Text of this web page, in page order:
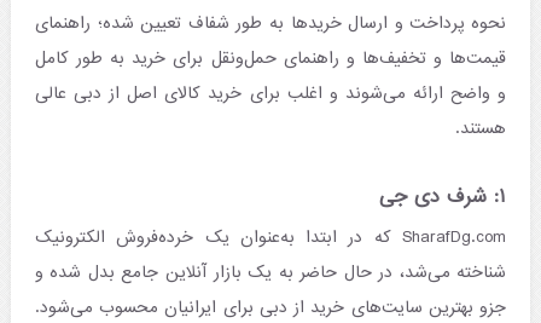
نحوه پرداخت و ارسال خریدها به طور شفاف تعیین شده؛ راهنمای
قیمت‌ها و تخفیف‌ها و راهنمای حمل‌ونقل برای خرید به طور کامل
و واضح ارائه می‌شوند و اغلب برای خرید کالای اصل از دبی عالی
هستند.
۱: شرف دی جی
SharafDg.com که در ابتدا به‌عنوان یک خرده‌فروش الکترونیک
شناخته می‌شد، در حال حاضر به یک بازار آنلاین جامع بدل شده و
جزو بهترین سایت‌های خرید از دبی برای ایرانیان محسوب می‌شود.